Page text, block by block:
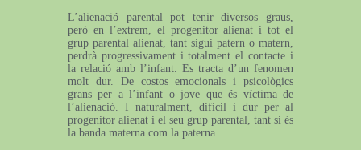
L’alienació parental pot tenir diversos graus,
però en l’extrem, el progenitor alienat i tot el
grup parental alienat, tant sigui patern o matern,
perdrà progressivament i totalment el contacte i
la relació amb l’infant. Es tracta d’un fenomen
molt dur. De costos emocionals i psicològics
grans per a l’infant o jove que és víctima de
l’alienació. I naturalment, difícil i dur per al
progenitor alienat i el seu grup parental, tant si és
la banda materna com la paterna.